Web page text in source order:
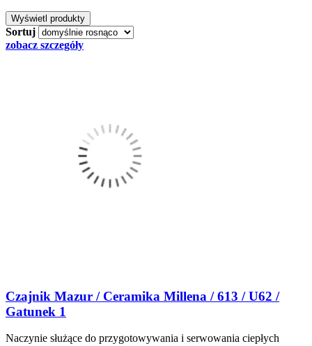
Sortuj
zobacz szczegóły
Czajnik Mazur / Ceramika Millena / 613 / U62 /
Gatunek 1
Naczynie służące do przygotowywania i serwowania ciepłych